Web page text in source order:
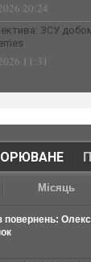
20:24
ЗСУ
11:31
|
Місяць
повернень: